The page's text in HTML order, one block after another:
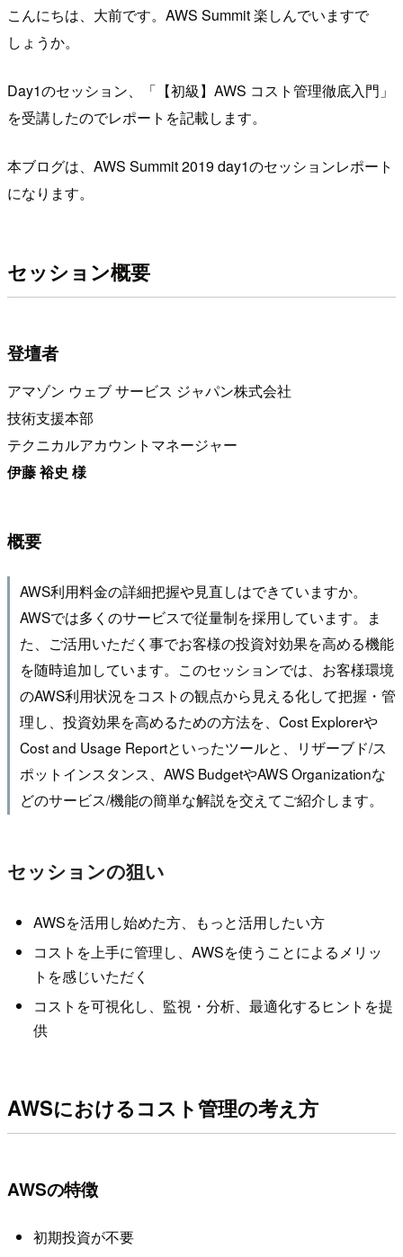
こんにちは、大前です。AWS Summit 楽しんでいますで
しょうか。
Day1のセッション、「【初級】AWS コスト管理徹底入門」
を受講したのでレポートを記載します。
本ブログは、AWS Summit 2019 day1のセッションレポート
になります。
セッション概要
登壇者
アマゾン ウェブ サービス ジャパン株式会社
技術支援本部
テクニカルアカウントマネージャー
伊藤 裕史 様
概要
AWS利用料金の詳細把握や見直しはできていますか。
AWSでは多くのサービスで従量制を採用しています。ま
た、ご活用いただく事でお客様の投資対効果を高める機能
を随時追加しています。このセッションでは、お客様環境
のAWS利用状況をコストの観点から見える化して把握・管
理し、投資効果を高めるための方法を、Cost Explorerや
Cost and Usage Reportといったツールと、リザーブド/ス
ポットインスタンス、AWS BudgetやAWS Organizationな
どのサービス/機能の簡単な解説を交えてご紹介します。
セッションの狙い
AWSを活用し始めた方、もっと活用したい方
コストを上手に管理し、AWSを使うことによるメリッ
トを感じいただく
コストを可視化し、監視・分析、最適化するヒントを提
供
AWSにおけるコスト管理の考え方
AWSの特徴
初期投資が不要